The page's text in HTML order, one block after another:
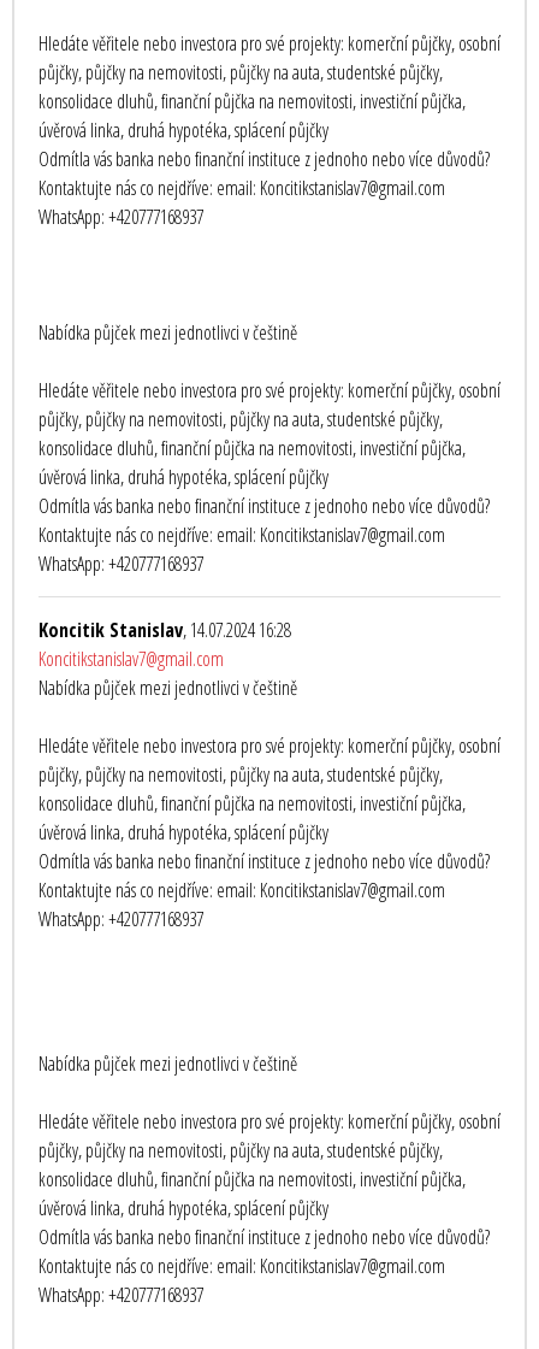
Hledáte věřitele nebo investora pro své projekty: komerční půjčky, osobní
půjčky, půjčky na nemovitosti, půjčky na auta, studentské půjčky,
konsolidace dluhů, finanční půjčka na nemovitosti, investiční půjčka,
úvěrová linka, druhá hypotéka, splácení půjčky
Odmítla vás banka nebo finanční instituce z jednoho nebo více důvodů?
Kontaktujte nás co nejdříve: email: Koncitikstanislav7@gmail.com
WhatsApp: +420777168937
Nabídka půjček mezi jednotlivci v češtině
Hledáte věřitele nebo investora pro své projekty: komerční půjčky, osobní
půjčky, půjčky na nemovitosti, půjčky na auta, studentské půjčky,
konsolidace dluhů, finanční půjčka na nemovitosti, investiční půjčka,
úvěrová linka, druhá hypotéka, splácení půjčky
Odmítla vás banka nebo finanční instituce z jednoho nebo více důvodů?
Kontaktujte nás co nejdříve: email: Koncitikstanislav7@gmail.com
WhatsApp: +420777168937
Koncitik Stanislav, 14.07.2024 16:28
Koncitikstanislav7@gmail.com
Nabídka půjček mezi jednotlivci v češtině
Hledáte věřitele nebo investora pro své projekty: komerční půjčky, osobní
půjčky, půjčky na nemovitosti, půjčky na auta, studentské půjčky,
konsolidace dluhů, finanční půjčka na nemovitosti, investiční půjčka,
úvěrová linka, druhá hypotéka, splácení půjčky
Odmítla vás banka nebo finanční instituce z jednoho nebo více důvodů?
Kontaktujte nás co nejdříve: email: Koncitikstanislav7@gmail.com
WhatsApp: +420777168937
Nabídka půjček mezi jednotlivci v češtině
Hledáte věřitele nebo investora pro své projekty: komerční půjčky, osobní
půjčky, půjčky na nemovitosti, půjčky na auta, studentské půjčky,
konsolidace dluhů, finanční půjčka na nemovitosti, investiční půjčka,
úvěrová linka, druhá hypotéka, splácení půjčky
Odmítla vás banka nebo finanční instituce z jednoho nebo více důvodů?
Kontaktujte nás co nejdříve: email: Koncitikstanislav7@gmail.com
WhatsApp: +420777168937